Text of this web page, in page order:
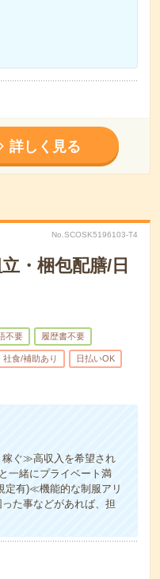
詳しく見る
No.SCOSK5196103-T4
・梱包配膳/日
不要 履歴書不要
社食/補助あり 日払いOK
ぐ≫高収入を希望され
一緒にプライベート満
定有)≪機能的な制服アリ
た事などがあれば、担